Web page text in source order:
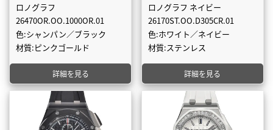
ロノグラフ
26470OR.OO.1000OR.01
色:シャンパン／ブラック
材質:ピンクゴールド
詳細を見る
ロノグラフ ネイビー
26170ST.OO.D305CR.01
色:ホワイト／ネイビー
材質:ステンレス
詳細を見る